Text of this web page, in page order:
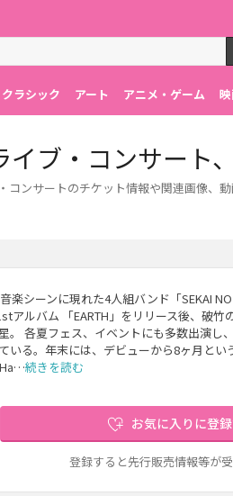
クラシック アート アニメ・ゲーム
イブ・コンサート
コンサートのチケット情報や関連画像、
楽シーンに現れた4人組バンド「SEKAI
アルバム 「EARTH」をリリース後、破
。 各夏フェス、イベントにも多数出演し
いる。年末には、デビューから8ヶ月と
Ha…続きを読む
お気に入りに登
登録すると先行販売情報等が